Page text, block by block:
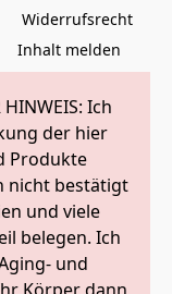
Widerrufsrecht
Inhalt melden